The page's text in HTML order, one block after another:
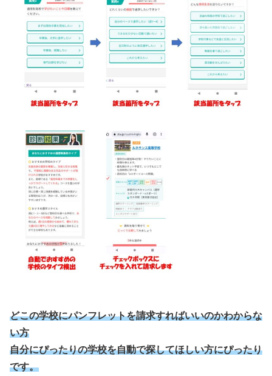
どこの学校にパンフレットを請求すればいいのかわからな
い方
自分にぴったりの学校を自動で探してほしい方にぴったり
です。